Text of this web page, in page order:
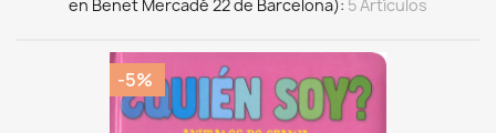
en Benet Mercadé 22 de Barcelona) 5 Artículos
-5%